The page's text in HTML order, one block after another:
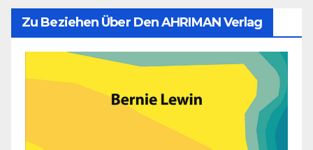
Zu Beziehen Über Den AHRIMAN Verlag